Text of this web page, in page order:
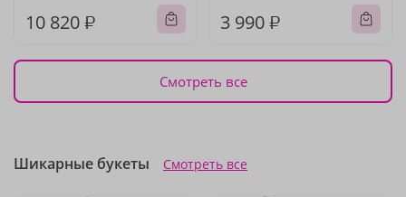
10 820 ₽ 3 990 ₽
Смотреть все
Шикарные букеты Смотреть все